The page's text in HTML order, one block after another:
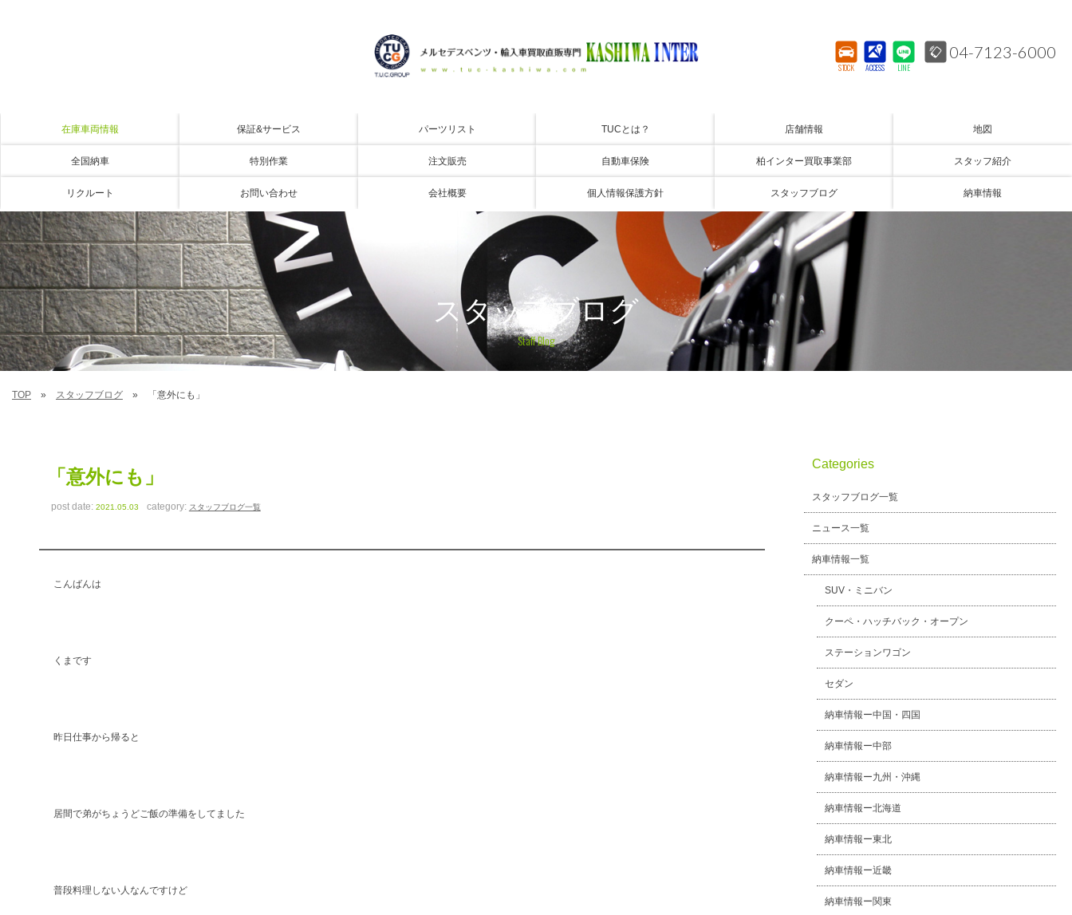
STOCK ACCESS LINE
04-7123-6000
在庫車両情報 保証&サービス パーツリスト TUCとは？ 店舗情報 地図
全国納車 特別作業 注文販売 自動車保険 柏インター買取事業部 スタッフ紹介
リクルート お問い合わせ 会社概要 個人情報保護方針 スタッフブログ 納車情報
スタッフブログ
Staff Blog
TOP スタッフブログ 「意外にも」
「意外にも」
post date:2021.05.03 category: スタッフブログ一覧
こんばんは
くまです
昨日仕事から帰ると
居間で弟がちょうどご飯の準備をしてました
普段料理しない人なんですけど
Categories
スタッフブログ一覧
ニュース一覧
納車情報一覧
SUV・ミニバン
クーペ・ハッチバック・オープン
ステーションワゴン
セダン
納車情報ー中国・四国
納車情報ー中部
納車情報ー九州・沖縄
納車情報ー北海道
納車情報ー東北
納車情報ー近畿
納車情報ー関東